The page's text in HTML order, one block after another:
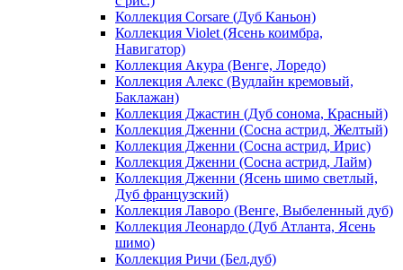
Коллекция Corsare (Дуб Каньон)
Коллекция Violet (Ясень коимбра,
Навигатор)
Коллекция Акура (Венге, Лоредо)
Коллекция Алекс (Вудлайн кремовый,
Баклажан)
Коллекция Джастин (Дуб сонома, Красный)
Коллекция Дженни (Cосна астрид, Желтый)
Коллекция Дженни (Cосна астрид, Ирис)
Коллекция Дженни (Cосна астрид, Лайм)
Коллекция Дженни (Ясень шимо светлый,
Дуб французский)
Коллекция Лаворо (Венге, Выбеленный дуб)
Коллекция Леонардо (Дуб Атланта, Ясень
шимо)
Коллекция Ричи (Бел.дуб)